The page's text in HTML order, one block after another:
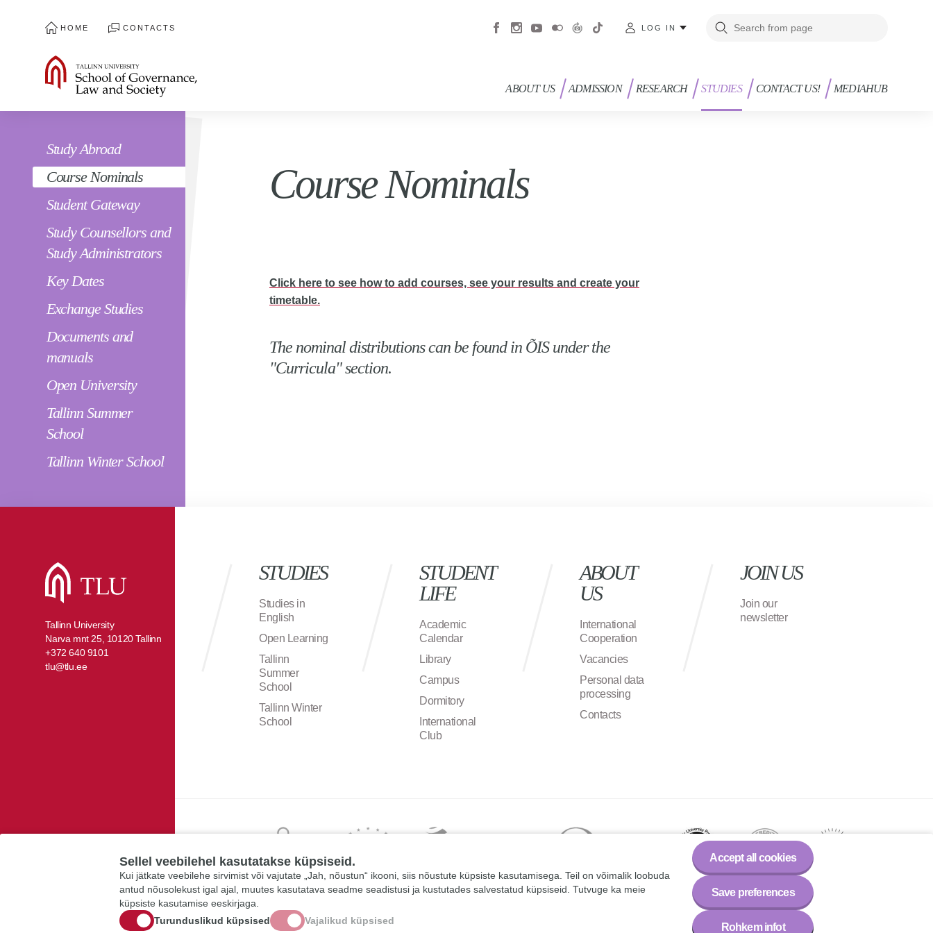
HOME CONTACTS LOG IN
ABOUT US ADMISSION RESEARCH STUDIES CONTACT US! MEDIAHUB
Study Abroad
Course Nominals
Student Gateway
Study Counsellors and
Study Administrators
Key Dates
Exchange Studies
Documents and
manuals
Open University
Tallinn Summer
School
Tallinn Winter School
Course Nominals
Click here to see how to add courses, see your results and create your
timetable.
The nominal distributions can be found in ÕIS under the
"Curricula" section.
Tallinn University
Narva mnt 25, 10120 Tallinn
+372 640 9101
tlu@tlu.ee
STUDIES
Studies in
English
Open Learning
Tallinn
Summer
School
Tallinn Winter
School
STUDENT
LIFE
Academic
Calendar
Library
Campus
Dormitory
International
Club
ABOUT
US
International
Cooperation
Vacancies
Personal data
processing
Contacts
JOIN US
Join our
newsletter
Sellel veebilehel kasutatakse küpsiseid.
Kui jätkate veebilehe sirvimist või vajutate „Jah, nõustun“ ikooni, siis nõustute küpsiste kasutamisega. Teil on võimalik loobuda
antud nõusolekust igal ajal, muutes kasutatava seadme seadistusi ja kustutades salvestatud küpsiseid. Tutvuge ka meie
küpsiste kasutamise eeskirjaga.
Turunduslikud küpsised
Vajalikud küpsised
Accept all cookies
Save preferences
Rohkem infot